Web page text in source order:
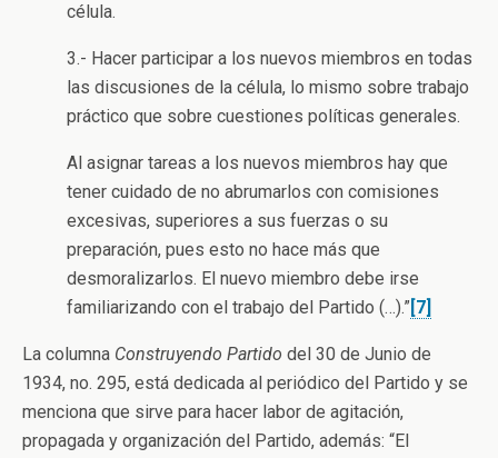
célula.
3.- Hacer participar a los nuevos miembros en todas
las discusiones de la célula, lo mismo sobre trabajo
práctico que sobre cuestiones políticas generales.
Al asignar tareas a los nuevos miembros hay que
tener cuidado de no abrumarlos con comisiones
excesivas, superiores a sus fuerzas o su
preparación, pues esto no hace más que
desmoralizarlos. El nuevo miembro debe irse
familiarizando con el trabajo del Partido (…).” [7]
La columna Construyendo Partido del 30 de Junio de
1934, no. 295, está dedicada al periódico del Partido y se
menciona que sirve para hacer labor de agitación,
propagada y organización del Partido, además: “El